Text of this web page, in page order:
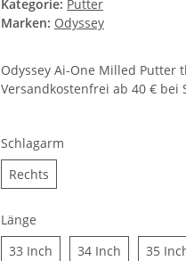
Kategorie: Putter
Marken: Odyssey
Odyssey Ai-One Milled Putter
Versandkostenfrei ab 40 € bei
Schlagarm
Rechts
Länge
33 Inch 33 Inch34 Inch 34 Inch
35